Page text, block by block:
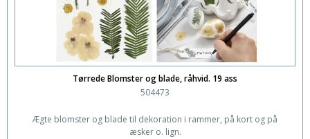
Tørrede Blomster og blade, råhvid. 19 ass
504473
Ægte blomster og blade til dekoration i rammer, på kort og på
æsker o. lign.